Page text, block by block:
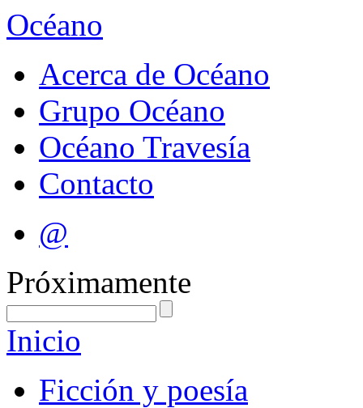
Océano
Acerca de Océano
Grupo Océano
Océano Travesía
Contacto
@
Próximamente
Inicio
Ficción y poesía